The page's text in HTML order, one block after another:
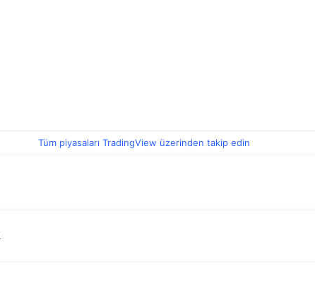
Tüm piyasaları TradingView üzerinden takip edin